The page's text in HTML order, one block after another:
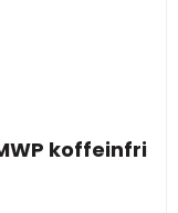
koffeinfri